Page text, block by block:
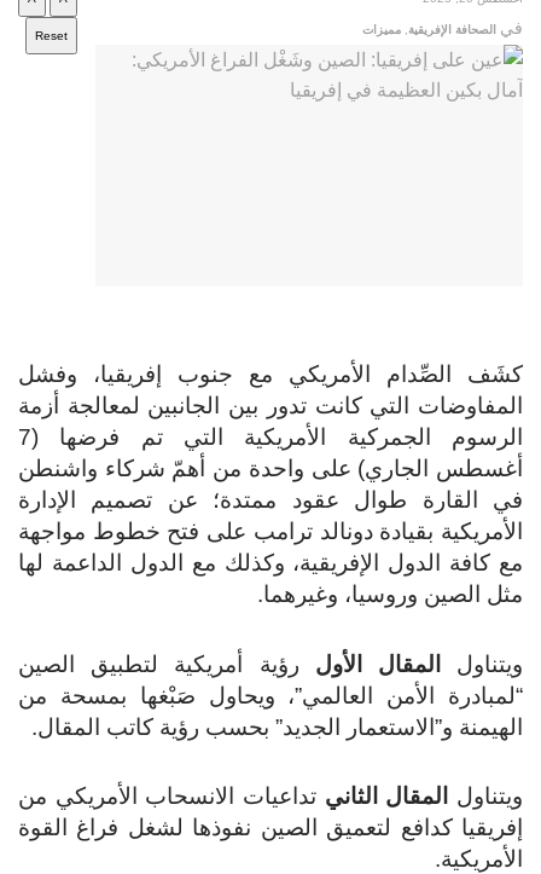
في الصحافة الإفريقية مميزات Reset
كشَف الصِّدام الأمريكي مع جنوب إفريقيا، وفشل
المفاوضات التي كانت تدور بين الجانبين لمعالجة أزمة
الرسوم الجمركية الأمريكية التي تم فرضها (7
أغسطس الجاري) على واحدة من أهمّ شركاء واشنطن
في القارة طوال عقود ممتدة؛ عن تصميم الإدارة
الأمريكية بقيادة دونالد ترامب على فتح خطوط مواجهة
مع كافة الدول الإفريقية، وكذلك مع الدول الداعمة لها
مثل الصين وروسيا، وغيرهما.
ويتناول المقال الأول رؤية أمريكية لتطبيق الصين
“لمبادرة الأمن العالمي”، ويحاول صَبْغها بمسحة من
الهيمنة و”الاستعمار الجديد” بحسب رؤية كاتب المقال.
ويتناول المقال الثاني تداعيات الانسحاب الأمريكي من
إفريقيا كدافع لتعميق الصين نفوذها لشغل فراغ القوة
الأمريكية.